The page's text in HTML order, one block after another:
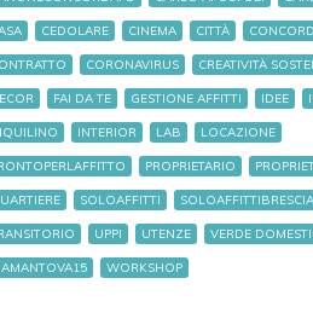
CEDOLARE CINEMA CITTÀ
CORONAVIRUS CREATIVITÀ
FAI DA TE GESTIONE AFFITTI IDEE
INTERIOR LAB LOCAZIONE
PROPRIETARIO
SOLOAFFITTI SOLOAFFITTIBRESCIA
UPPI UTENZE VERDE
WORKSHOP